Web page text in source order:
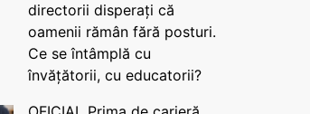
directorii disperați că
oamenii rămân fără posturi.
Ce se întâmplă cu
învățătorii, cu educatorii?